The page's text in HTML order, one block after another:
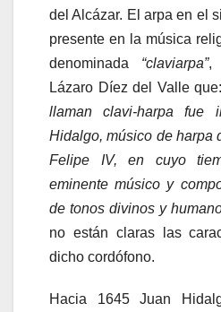
del Alcázar. El arpa en el
presente en la música
denominada “claviarpa”,
Lázaro Díez del Valle que:
llaman clavi-harpa fue
Hidalgo, músico de harpa
Felipe IV, en cuyo
eminente músico y
de tonos divinos y
no están claras las
dicho cordófono.
Hacia 1645 Juan